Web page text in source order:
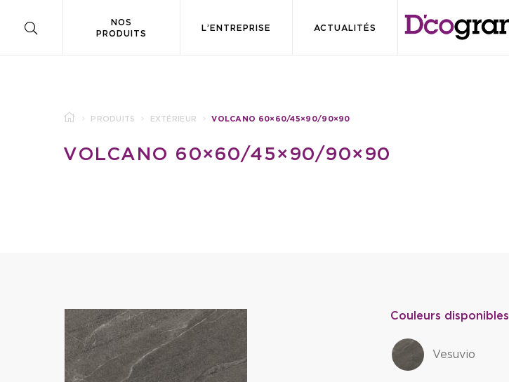
NOS
PRODUITS
L’ENTREPRISE ACTUALITÉS
PRODUITS EXTÉRIEUR VOLCANO 60×60/45×90/90×90
VOLCANO 60×60/45×90/90×90
Couleurs disponibles
Vesuvio